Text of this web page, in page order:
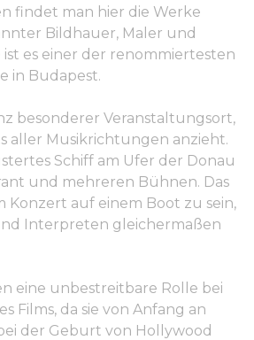
findet man hier die Werke
Bildhauer, Maler und
ist es einer der renommiertesten
in Budapest.
besonderer Veranstaltungsort,
aller Musikrichtungen anzieht.
Schiff am Ufer der Donau
und mehreren Bühnen. Das
Konzert auf einem Boot zu sein,
Interpreten gleichermaßen
eine unbestreitbare Rolle bei
Films, da sie von Anfang an
der Geburt von Hollywood